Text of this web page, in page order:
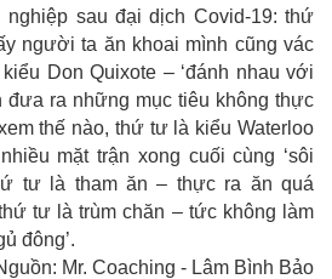
nghiệp sau đại dịch Covid-19: thứ
người ta ăn khoai mình cũng vác
Don Quixote – ‘đánh nhau với
đưa ra những mục tiêu không thực
thế nào, thứ tư là kiểu Waterloo
mặt trận xong cuối cùng ‘sôi
tư là tham ăn – thực ra ăn quá
tư là trùm chăn – tức không làm
đông’.
Mr. Coaching - Lâm Bình Bảo